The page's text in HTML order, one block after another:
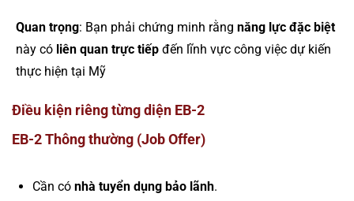
Quan trọng: Bạn phải chứng minh rằng năng lực đặc biệt
này có liên quan trực tiếp đến lĩnh vực công việc dự kiến
thực hiện tại Mỹ
Điều kiện riêng từng diện EB-2
EB-2 Thông thường (Job Offer)
Cần có nhà tuyển dụng bảo lãnh.